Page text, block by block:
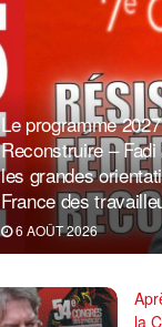
Le programme
Reconstruire –
les grandes
France des
6 AOÛT 2026
la